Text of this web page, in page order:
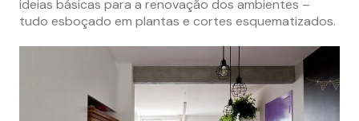
ideias básicas para a renovação dos ambientes –
tudo esboçado em plantas e cortes esquematizados.